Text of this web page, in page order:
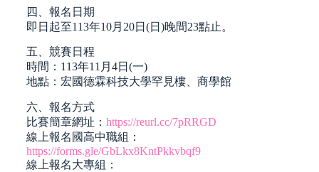
四、報名日期
即日起至113年10月20日(日)晚間23點止。
五、競賽日程
時間：113年11月4日(一)
地點：宏國德霖科技大學罕見樓、商學館
六、報名方式
比賽簡章網址： https://reurl.cc/7pRRGD
線上報名國高中職組：
https://forms.gle/GbLkx8KntPkkvbqf9
線上報名大專組：